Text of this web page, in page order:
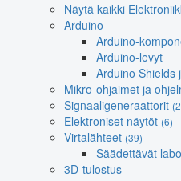
Näytä kaikki
Arduino
Arduino-
Arduino-levyt
Arduino Shields
Mikro-ohjaimet ja
Signaaligeneraattorit
Elektroniset näytöt (6)
Virtalähteet (39)
Säädettävät
3D-tulostus